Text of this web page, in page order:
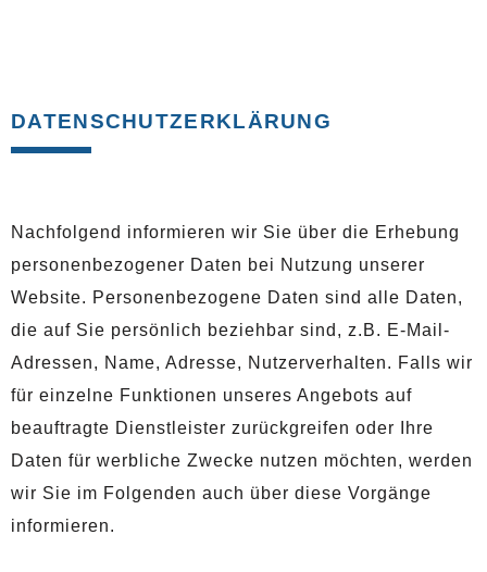
DATENSCHUTZERKLÄRUNG
Nachfolgend informieren wir Sie über die Erhebung
personenbezogener Daten bei Nutzung unserer
Website. Personenbezogene Daten sind alle Daten,
die auf Sie persönlich beziehbar sind, z.B. E-Mail-
Adressen, Name, Adresse, Nutzerverhalten. Falls wir
für einzelne Funktionen unseres Angebots auf
beauftragte Dienstleister zurückgreifen oder Ihre
Daten für werbliche Zwecke nutzen möchten, werden
wir Sie im Folgenden auch über diese Vorgänge
informieren.